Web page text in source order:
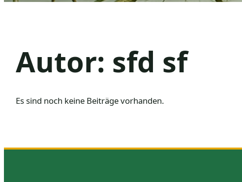
Autor: sfd sf
Es sind noch keine Beiträge vorhanden.